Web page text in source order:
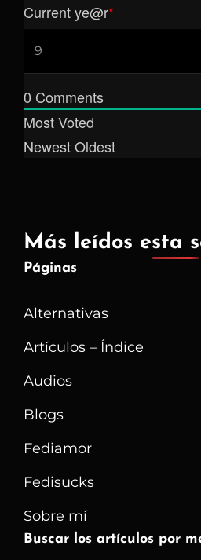
Current ye@r*
0 Comments
Most Voted
NewestOldest
Más leídos esta
Páginas
Alternativas
Artículos – Índice
Audios
Blogs
Fediamor
Fedisucks
Sobre mí
Buscar los artículos por